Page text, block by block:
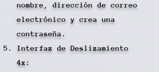
nombre, dirección de correo
electrónico y crea una
contraseña.
Interfaz de Deslizamiento
4x: